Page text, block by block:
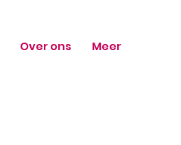
Over ons Meer